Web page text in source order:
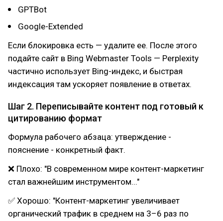
GPTBot
Google-Extended
Если блокировка есть — удалите ее. После этого
подайте сайт в Bing Webmaster Tools — Perplexity
частично использует Bing-индекс, и быстрая
индексация там ускоряет появление в ответах.
Шаг 2. Переписывайте контент под готовый к
цитированию формат
Формула рабочего абзаца: утверждение -
пояснение - конкретный факт.
❌ Плохо: "В современном мире контент-маркетинг
стал важнейшим инструментом..."
✅ Хорошо: "Контент-маркетинг увеличивает
органический трафик в среднем на 3–6 раз по